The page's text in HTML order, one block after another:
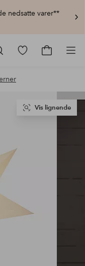
nedsatte varer**
Gå
Gå
Vis lignende